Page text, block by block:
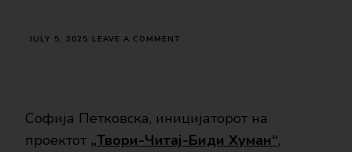
JULY 5, 2025 LEAVE A COMMENT
СТИХИИТЕ“:
УШТЕ
Софија Петковска, иницијаторот на
проектот „Твори-Читај-Биди Хуман“,